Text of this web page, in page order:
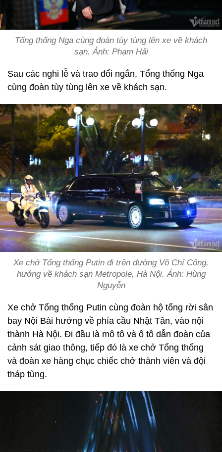
Tổng thống Nga cùng đoàn tùy tùng lên xe về khách
sạn. Ảnh: Phạm Hải
Sau các nghi lễ và trao đổi ngắn, Tổng thống Nga
cùng đoàn tùy tùng lên xe về khách sạn.
Xe chở Tổng thống Putin đi trên đường Võ Chí Công,
hướng về khách sạn Metropole, Hà Nội. Ảnh: Hùng
Nguyễn
Xe chở Tổng thống Putin cùng đoàn hộ tống rời sân
bay Nội Bài hướng về phía cầu Nhật Tân, vào nội
thành Hà Nội. Đi đầu là mô tô và ô tô dẫn đoàn của
cảnh sát giao thông, tiếp đó là xe chở Tổng thống
và đoàn xe hàng chục chiếc chở thành viên và đội
tháp tùng.